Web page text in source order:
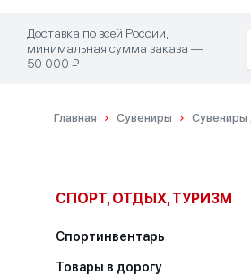
Доставка по всей России,
минимальная сумма заказа —
50 000 ₽
Главная Сувениры Сувениры
СПОРТ, ОТДЫХ, ТУРИЗМ
Спортинвентарь
Товары в дорогу